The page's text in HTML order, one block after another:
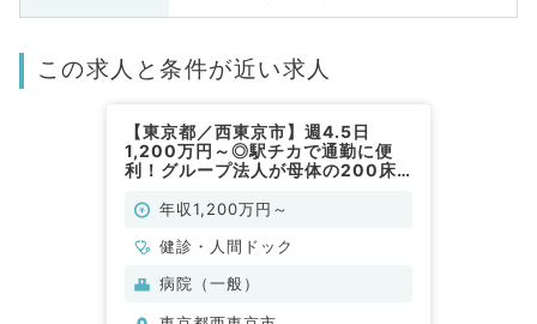
この求人と条件が近い求人
【東京都／西東京市】週4.5日
1,200万円～◎駅チカで通勤に便
利！グループ法人が母体の200床
（健診・人間ドック／常勤）
年収1,200万円～
健診・人間ドック
病院（一般）